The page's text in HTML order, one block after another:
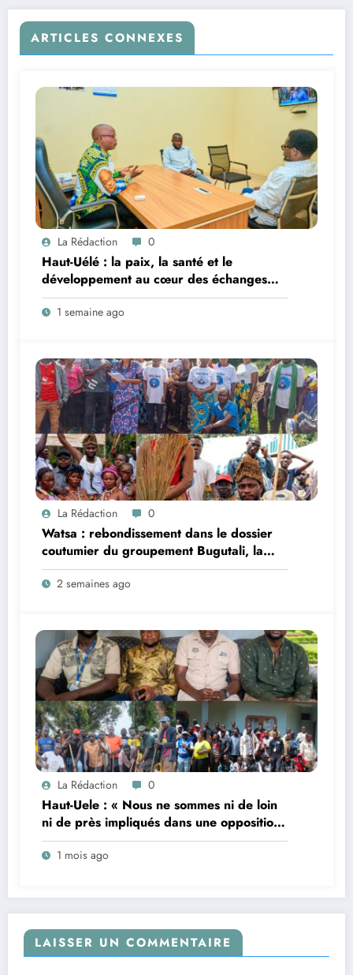
ARTICLES CONNEXES
La Rédaction 0
Haut-Uélé : la paix, la santé et le
développement au cœur des échanges
entre le vice-gouverneur Christophe Dara
Matata et les chefs des secteurs de
1 semaine ago
La Rédaction 0
Watsa : rebondissement dans le dossier
coutumier du groupement Bugutali, la
famille régnante Mbiliki réclame
l’installation urgente de César Mbiliki |||
2 semaines ago
La Rédaction 0
Haut-Uele : « Nous ne sommes ni de loin
ni de près impliqués dans une opposition
au projet de changement de la
Constitution ; nos revendications sont
1 mois ago
LAISSER UN COMMENTAIRE